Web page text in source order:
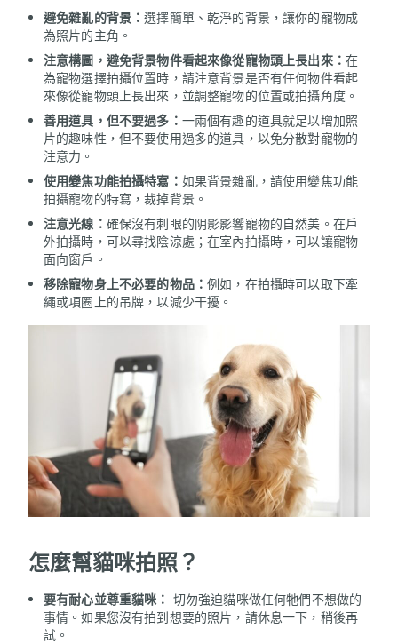
避免雜亂的背景：選擇簡單、乾淨的背景，讓你的寵物成
為照片的主角。
注意構圖，避免背景物件看起來像從寵物頭上長出來： 在
為寵物選擇拍攝位置時，請注意背景是否有任何物件看起
來像從寵物頭上長出來，並調整寵物的位置或拍攝角度。
善用道具，但不要過多： 一兩個有趣的道具就足以增加照
片的趣味性，但不要使用過多的道具，以免分散對寵物的
注意力。
使用變焦功能拍攝特寫： 如果背景雜亂，請使用變焦功能
拍攝寵物的特寫，裁掉背景。
注意光線： 確保沒有刺眼的阴影影響寵物的自然美。在戶
外拍攝時，可以尋找陰涼處；在室內拍攝時，可以讓寵物
面向窗戶。
移除寵物身上不必要的物品：例如，在拍攝時可以取下牽
繩或項圈上的吊牌，以減少干擾。
怎麼幫貓咪拍照？
要有耐心並尊重貓咪： 切勿強迫貓咪做任何牠們不想做的
事情。如果您沒有拍到想要的照片，請休息一下，稍後再
試。